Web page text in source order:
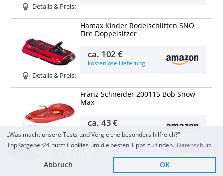
Zum Top Angebot
KOSTENLOSE LIEFERUNG
Details & Preise
Details & Preise
Hamax Kinder Rodelschlitten SNO
Fire Doppelsitzer
ca. 102 €
kostenlose Lieferung
Details & Preise
Franz Schneider 200115 Bob Snow
Max
ca.43 €
kostenlose Lieferung
Hamax Bob Lenkbob Lenkschlitten
Schlitten Sno Action schwarz
„Was macht unsere Tests und Vergleiche besonders hilfreich?“
TopRatgeber24 nutzt Cookies um die besten Tipps zu finden. Datenschutz
Abbruch OK